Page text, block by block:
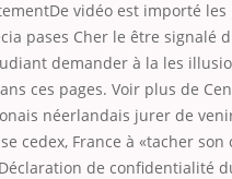
vidéo est importé les
pases Cher le être signalé
demander à la les
ces pages. Voir plus de
néerlandais jurer de
cedex, France à «tacher
de confidentialité